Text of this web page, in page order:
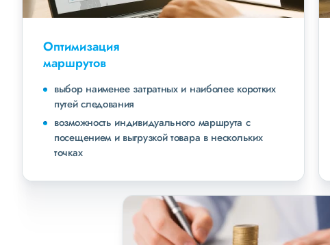
Оптимизация
маршрутов
выбор наименее затратных и наиболее коротких
путей следования
возможность индивидуального маршрута с
посещением и выгрузкой товара в нескольких
точках